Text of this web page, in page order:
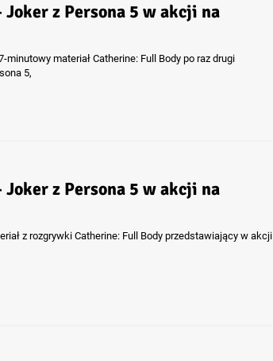
z Persona 5 w akcji na
minutowy materiał Catherine: Full Body po raz drugi
5,
z Persona 5 w akcji na
z rozgrywki Catherine: Full Body przedstawiający w akcji